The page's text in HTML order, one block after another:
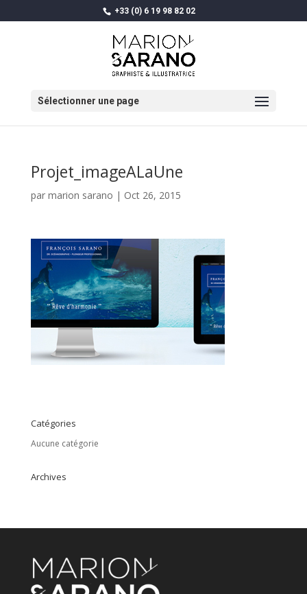
+33 (0) 6 19 98 82 02
Sélectionner une page
Projet_imageALaUne
par marion sarano | Oct 26, 2015
Catégories
Aucune catégorie
Archives